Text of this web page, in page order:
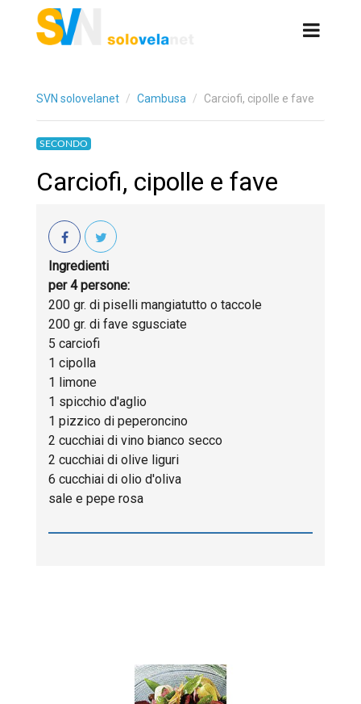
SVN solovelanet Cambusa Carciofi, cipolle e fave
SECONDO
Carciofi, cipolle e fave
Ingredienti
per 4 persone:
200 gr. di piselli mangiatutto o taccole
200 gr. di fave sgusciate
5 carciofi
1 cipolla
1 limone
1 spicchio d'aglio
1 pizzico di peperoncino
2 cucchiai di vino bianco secco
2 cucchiai di olive liguri
6 cucchiai di olio d'oliva
sale e pepe rosa